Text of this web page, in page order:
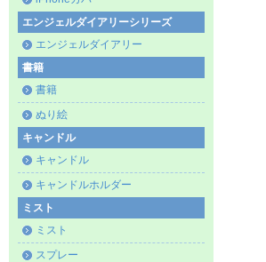
エンジェルダイアリーシリーズ
エンジェルダイアリー
書籍
書籍
ぬり絵
キャンドル
キャンドル
キャンドルホルダー
ミスト
ミスト
スプレー